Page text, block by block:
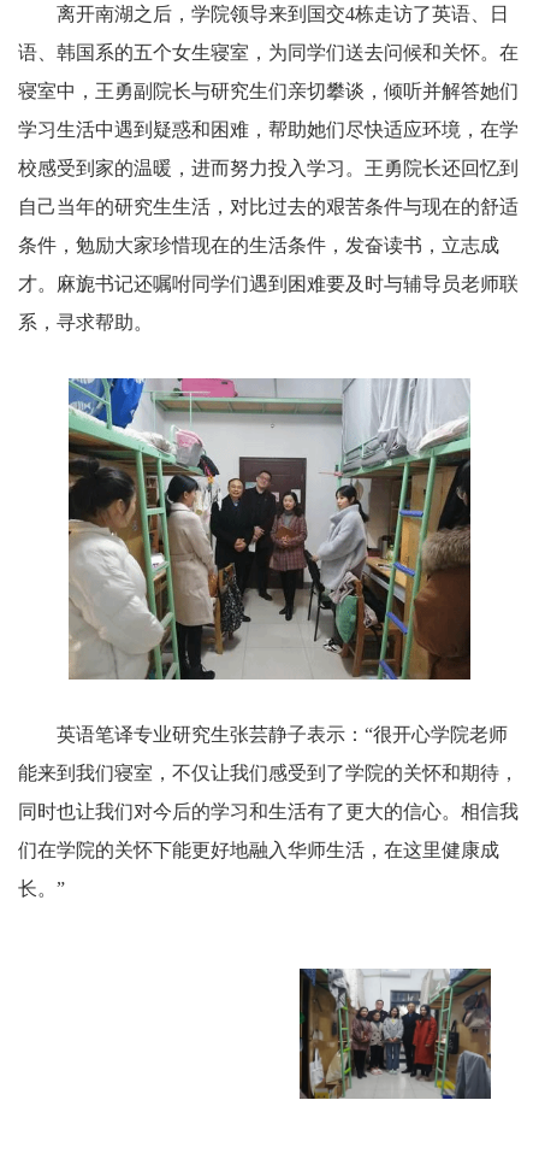
离开南湖之后，学院领导来到国交4栋走访了英语、日
语、韩国系的五个女生寝室，为同学们送去问候和关怀。在
寝室中，王勇副院长与研究生们亲切攀谈，倾听并解答她们
学习生活中遇到疑惑和困难，帮助她们尽快适应环境，在学
校感受到家的温暖，进而努力投入学习。王勇院长还回忆到
自己当年的研究生生活，对比过去的艰苦条件与现在的舒适
条件，勉励大家珍惜现在的生活条件，发奋读书，立志成
才。麻旎书记还嘱咐同学们遇到困难要及时与辅导员老师联
系，寻求帮助。
英语笔译专业研究生张芸静子表示：“很开心学院老师
能来到我们寝室，不仅让我们感受到了学院的关怀和期待，
同时也让我们对今后的学习和生活有了更大的信心。相信我
们在学院的关怀下能更好地融入华师生活，在这里健康成
长。”